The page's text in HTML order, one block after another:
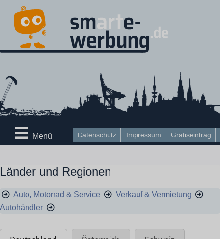
Datenschutz Impressum Gratiseintrag
Menü
Länder und Regionen
Auto, Motorrad & Service
Verkauf & Vermietung
Autohändler